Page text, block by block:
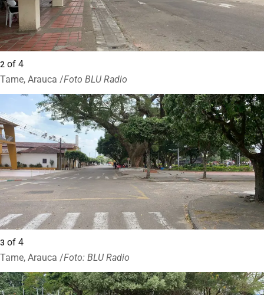
2 of 4
Tame, Arauca /Foto BLU Radio
3 of 4
Tame, Arauca /Foto: BLU Radio